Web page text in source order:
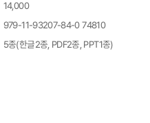
14,000
979-11-93207-84-0 74810
5종(한글2종, PDF2종, PPT1종)